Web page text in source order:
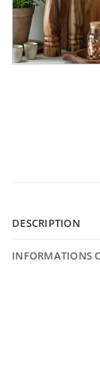
DESCRIPTION
INFORMATIONS